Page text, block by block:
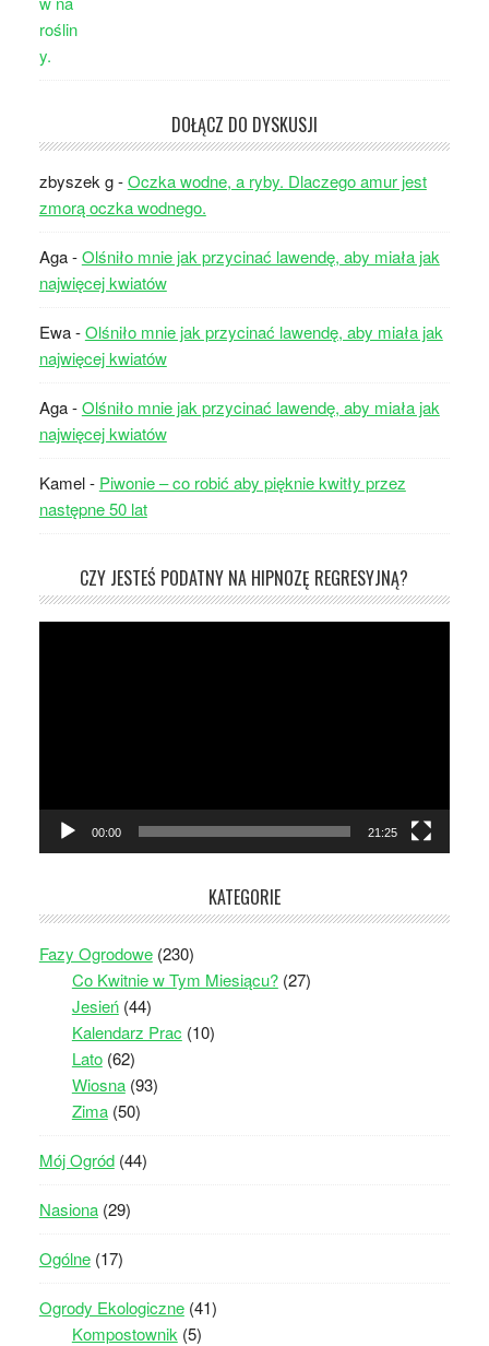
DOŁĄCZ DO DYSKUSJI
zbyszek g-Oczka wodne, a ryby. Dlaczego amur jest
zmorą oczka wodnego.
Aga-Olśniło mnie jak przycinać lawendę, aby miała jak
najwięcej kwiatów
Ewa-Olśniło mnie jak przycinać lawendę, aby miała jak
najwięcej kwiatów
Aga-Olśniło mnie jak przycinać lawendę, aby miała jak
najwięcej kwiatów
Kamel- Piwonie – co robić aby pięknie kwitły przez
następne 50 lat
CZY JESTEŚ PODATNY NA HIPNOZĘ REGRESYJNĄ?
00:00 21:25
KATEGORIE
Fazy Ogrodowe(230)
Co Kwitnie w Tym Miesiącu?(27)
Jesień(44)
Kalendarz Prac (10)
Lato(62)
Wiosna(93)
Zima(50)
Mój Ogród(44)
Nasiona(29)
Ogólne(17)
Ogrody Ekologiczne(41)
Kompostownik (5)